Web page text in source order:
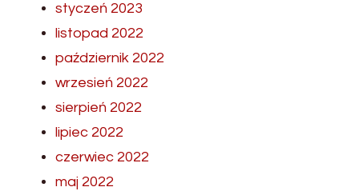
styczeń 2023
listopad 2022
październik 2022
wrzesień 2022
sierpień 2022
lipiec 2022
czerwiec 2022
maj 2022